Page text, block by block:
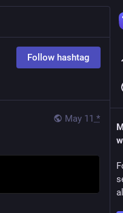
Follow hashtag
May 11 *